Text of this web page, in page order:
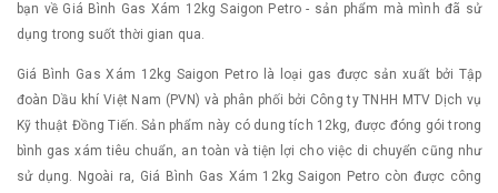
bạn về Giá Bình Gas Xám 12kg Saigon Petro - sản phẩm mà mình đã sử
dụng trong suốt thời gian qua.
Giá Bình Gas Xám 12kg Saigon Petro là loại gas được sản xuất bởi Tập
đoàn Dầu khí Việt Nam (PVN) và phân phối bởi Công ty TNHH MTV Dịch vụ
Kỹ thuật Đồng Tiến. Sản phẩm này có dung tích 12kg, được đóng gói trong
bình gas xám tiêu chuẩn, an toàn và tiện lợi cho việc di chuyển cũng như
sử dụng. Ngoài ra, Giá Bình Gas Xám 12kg Saigon Petro còn được công